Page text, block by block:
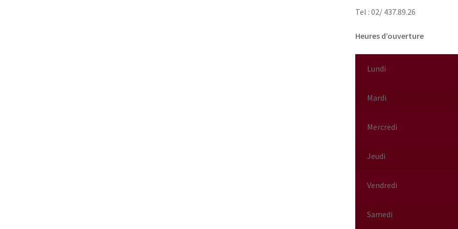
Tel : 02/ 437.89.26
Heures d’ouverture
Lundi
Mardi
Mercredi
Jeudi
Vendredi
Samedi